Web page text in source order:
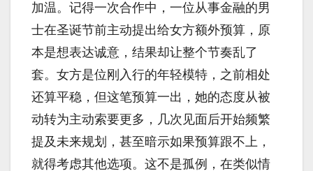
加温。记得一次合作中，一位从事金融的男
士在圣诞节前主动提出给女方额外预算，原
本是想表达诚意，结果却让整个节奏乱了
套。女方是位刚入行的年轻模特，之前相处
还算平稳，但这笔预算一出，她的态度从被
动转为主动索要更多，几次见面后开始频繁
提及未来规划，甚至暗示如果预算跟不上，
就得考虑其他选项。这不是孤例，在类似情